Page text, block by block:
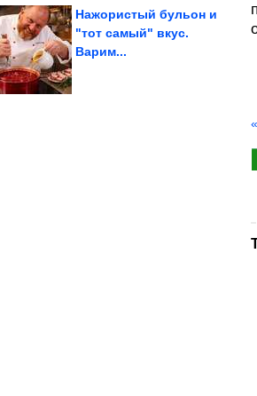
Приколы и картинки
Нажористый бульон и
"тот самый" вкус.
Варим...